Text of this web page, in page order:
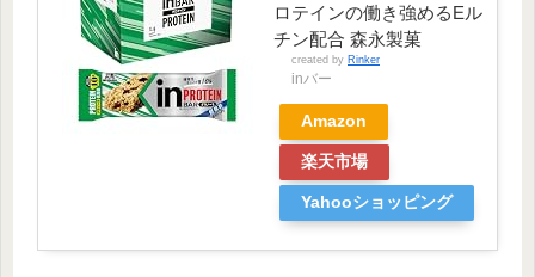
ロテインの働き強めるEル
チン配合 森永製菓
created by Rinker
inバー
Amazon
楽天市場
Yahooショッピング